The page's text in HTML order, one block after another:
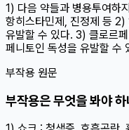
1) 다음 약들과 병용투여하
항히스타민제, 진정제 등
유발할 수 있다. 3) 클로르
페니토인 독성을 유발할 수
부작용 원문
부작용은 무엇을 봐야